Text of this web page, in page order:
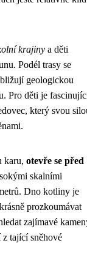
krajiny a děti
Podél trasy se
geologickou
Pro děti je
který svou
karu, otevře se před
skalními
Dno kotliny je
prozkoumávat
zajímavé
tající sněhové